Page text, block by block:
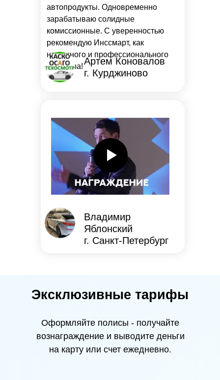
Владимир
Яблонский
г. Санкт-Петербург
автопродукты. Одновременно
зарабатываю солидные
комиссионные. С уверенностью
рекомендую Инссмарт, как
надежного и профессионального
партнера!Артем Коновалов
г. Курджиново
Эксклюзивные тарифы
Оформляйте полисы - получайте
вознаграждение и выводите деньги
на карту или счет ежедневно.